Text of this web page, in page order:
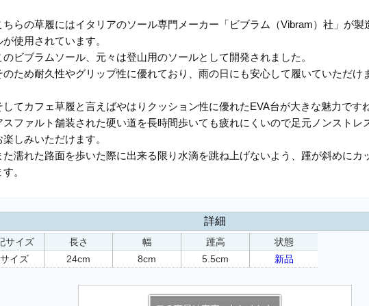
ちらの草履にはイタリアのソール専門メーカー「ビブラム（Vibram）社」が製
が使用されています。
のビブラムソール、元々は登山用のソールとして開発されました。
のため耐久性やグリップ性に優れており、雨の日にも安心して履いていただけ
してカフェ草履と言えばやはりクッション性に優れたEVA台が大きな魅力ですね
スファルト舗装された硬い道を長時間歩いても疲れにくいので足元ノンストレ
楽しみいただけます。
た濡れた路面を歩いた際に出来る限り水滴を跳ね上げないよう、踵が斜めにカ
。
詳細
サイズ
イズ
長さ
24cm
幅
8cm
踵高
5.5cm
状態
新品